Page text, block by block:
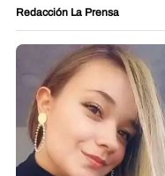
Redacción La Prensa